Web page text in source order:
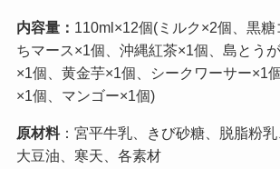
内容量： 110ml×12個(ミルク×2個、黒糖
ちマース×1個、沖縄紅茶×1個、島とう
×1個、黄金芋×1個、シークワーサー×1
×1個、マンゴー×1個)
原材料：宮平牛乳、きび砂糖、脱脂粉乳
大豆油、寒天、各素材